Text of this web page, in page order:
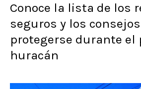
Conoce la lista de los
seguros y los
protegerse durante el
huracán